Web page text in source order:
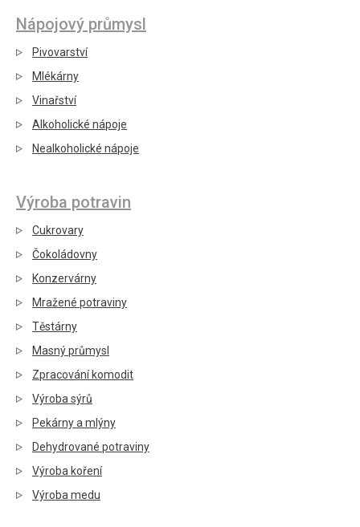
Nápojový průmysl
Pivovarství
Mlékárny
Vinařství
Alkoholické nápoje
Nealkoholické nápoje
Výroba potravin
Cukrovary
Čokoládovny
Konzervárny
Mražené potraviny
Těstárny
Masný průmysl
Zpracování komodit
Výroba sýrů
Pekárny a mlýny
Dehydrované potraviny
Výroba koření
Výroba medu